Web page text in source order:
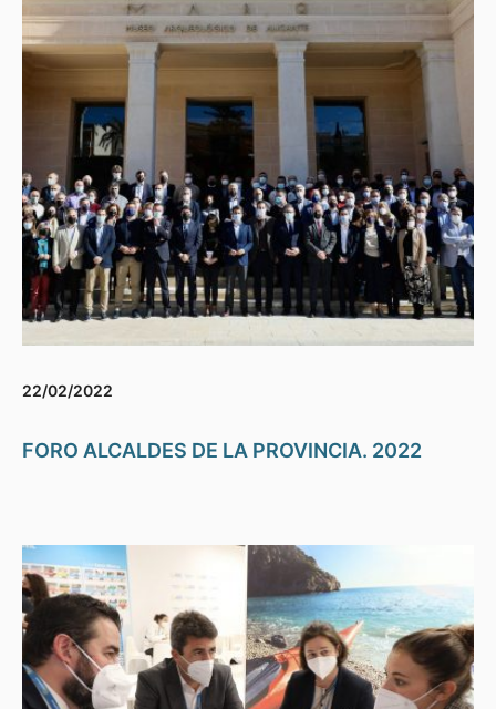
22/02/2022
FORO ALCALDES DE LA PROVINCIA. 2022